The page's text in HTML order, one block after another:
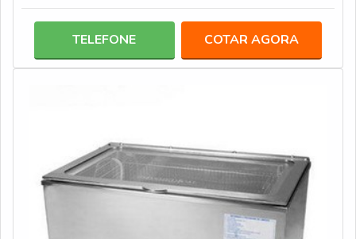
TELEFONE COTAR AGORA